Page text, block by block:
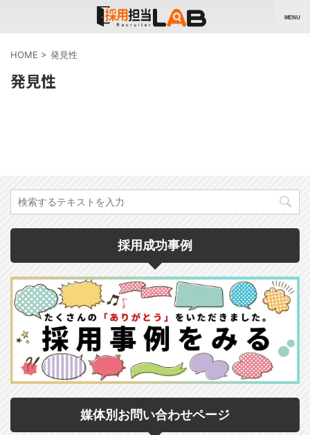
HOME > 発見性
発見性
採用成功事例
媒体別お問い合わせページ